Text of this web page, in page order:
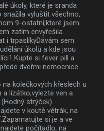
úkoly, které je sranda
vyluštit všechno,
9-ostatní,které jsem
zatím envyřešila.
i trpaslíkyDávám sem
úkolů a kde jsou
si fever pill a
dveřmi nemocnice
na kolečkových křeslech u
lízátko,vylezte ven a
strýček)
v koutě větrák, na
si je a ve
počítadlo, na